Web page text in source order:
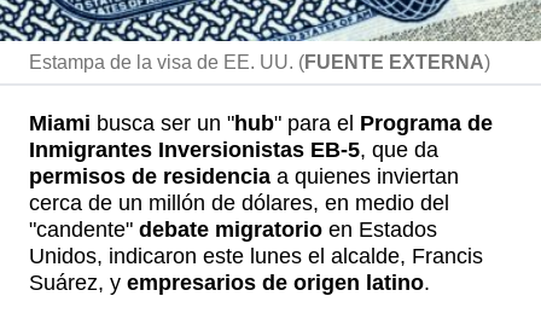
Estampa de la visa de EE. UU. (FUENTE EXTERNA)
Miami busca ser un "hub" para el Programa de
Inmigrantes Inversionistas EB-5, que da
permisos de residencia a quienes inviertan
cerca de un millón de dólares, en medio del
"candente" debate migratorio en Estados
Unidos, indicaron este lunes el alcalde, Francis
Suárez, y empresarios de origen latino.